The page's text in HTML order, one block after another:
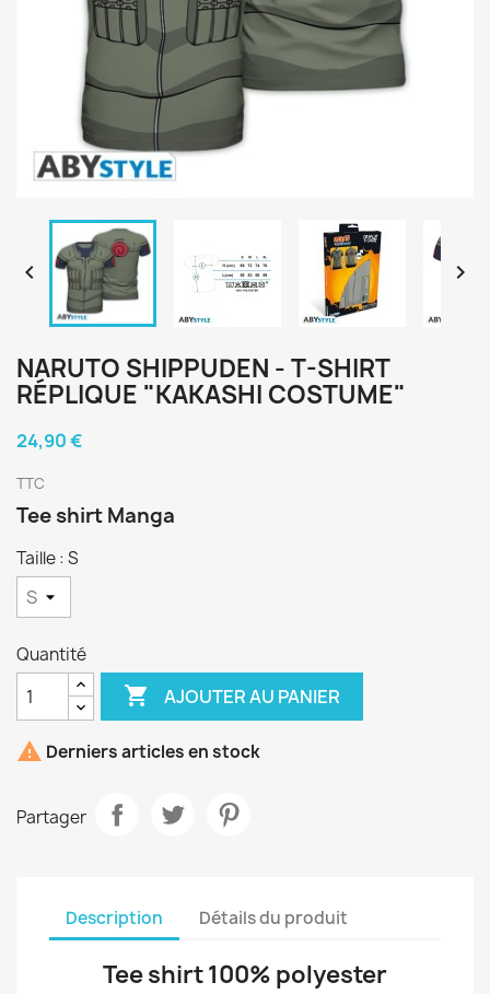
 
NARUTO SHIPPUDEN - T-SHIRT
RÉPLIQUE "KAKASHI COSTUME"
24,90 €
TTC
Tee shirt Manga
Taille : S
Quantité
 AJOUTER AU PANIER
 Derniers articles en stock
Partager
Description Détails du produit
Tee shirt 100% polyester